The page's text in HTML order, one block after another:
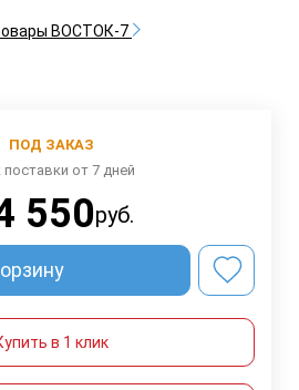
ВОСТОК-7
ПОД ЗАКАЗ
поставки от 7 дней
550руб.
в 1 клик